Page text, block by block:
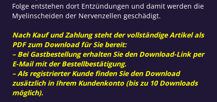
Folge entstehen dort Entzündungen und damit werden die
Myelinscheiden der Nervenzellen geschädigt.
Nach Kauf und Zahlung steht der vollständige Artikel als
PDF zum Download für Sie bereit:
– Bei Gastbestellung erhalten Sie den Download-Link per
E-Mail mit der Bestellbestätigung.
– Als registrierter Kunde finden Sie den Download
zusätzlich in Ihrem Kundenkonto (bis zu 10 Downloads
möglich).